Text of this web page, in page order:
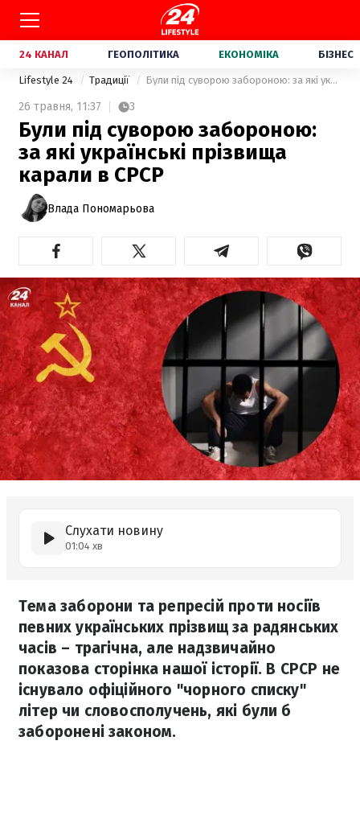
24 КАНАЛ ГЕОПОЛІТИКА ЕКОНОМІКА БІЗНЕС
Lifestyle 24 Традиції Були під суворою забороною: за які українські прізвища карали в СРСР
26 травня, 11:37 3
Були під суворою забороною:
за які українські прізвища
карали в СРСР
Влада Пономарьова
Слухати новину
01:04 хв
Тема заборони та репресій проти носіїв
певних українських прізвищ за радянських
часів – трагічна, але надзвичайно
показова сторінка нашої історії. В СРСР не
існувало офіційного "чорного списку"
літер чи словосполучень, які були б
заборонені законом.